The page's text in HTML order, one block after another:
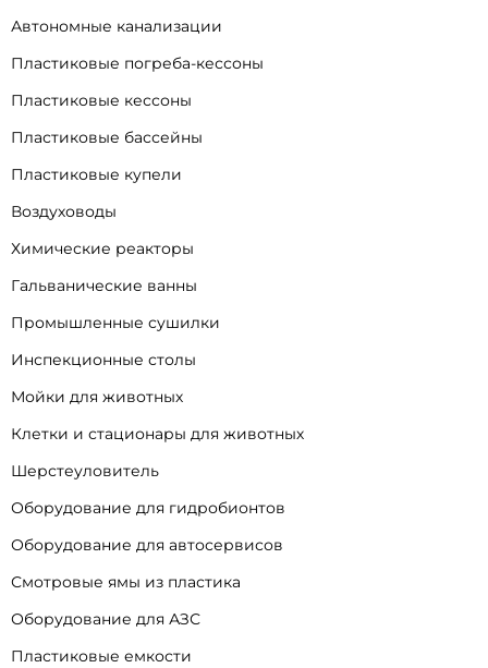
Автономные канализации
Пластиковые погреба-кессоны
Пластиковые кессоны
Пластиковые бассейны
Пластиковые купели
Воздуховоды
Химические реакторы
Гальванические ванны
Промышленные сушилки
Инспекционные столы
Мойки для животных
Клетки и стационары для животных
Шерстеуловитель
Оборудование для гидробионтов
Оборудование для автосервисов
Смотровые ямы из пластика
Оборудование для АЗС
Пластиковые емкости